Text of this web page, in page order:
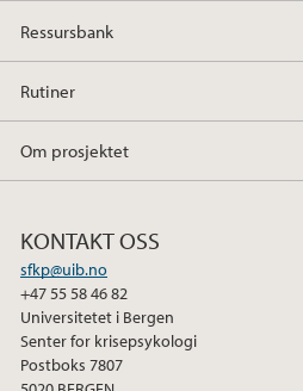
Ressursbank
Rutiner
Om prosjektet
KONTAKT OSS
sfkp@uib.no
+47 55 58 46 82
Universitetet i Bergen
Senter for krisepsykologi
Postboks 7807